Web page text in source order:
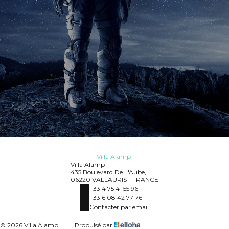
Villa Alamp
Villa Alamp
435 Boulevard De L'Aube,
06220 VALLAURIS - FRANCE
+33 4 75 41 55 96
+33 6 08 42 77 76
Contacter par email
© 2026 Villa Alamp | Propulsé par